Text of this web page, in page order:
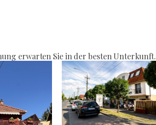
erwarten Sie in der besten Unterkunft.